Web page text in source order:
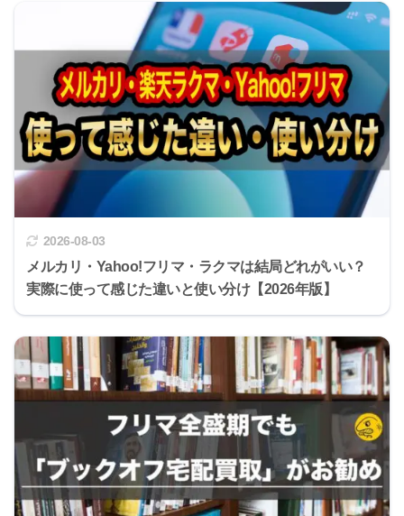
2026-08-03
メルカリ・Yahoo!フリマ・ラクマは結局どれがいい？
実際に使って感じた違いと使い分け【2026年版】